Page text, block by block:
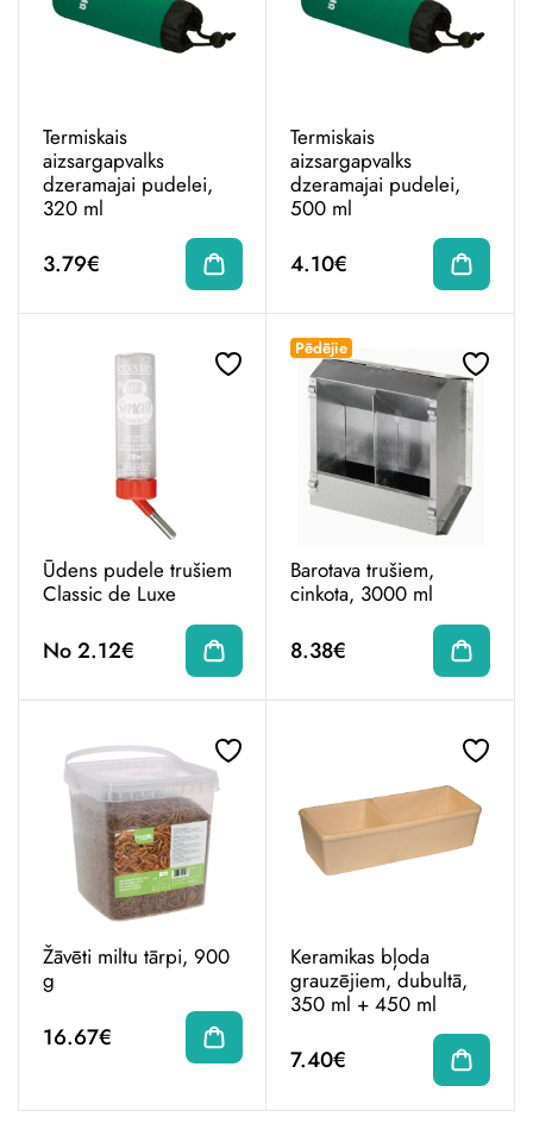
Termiskais
aizsargapvalks
dzeramajai pudelei,
320 ml
3.79€
Termiskais
aizsargapvalks
dzeramajai pudelei,
500 ml
4.10€
Ūdens pudele trušiem
Classic de Luxe
No 2.12€
Pēdējie
Barotava trušiem,
cinkota, 3000 ml
8.38€
Žāvēti miltu tārpi, 900
g
16.67€
Keramikas bļoda
grauzējiem, dubultā,
350 ml + 450 ml
7.40€